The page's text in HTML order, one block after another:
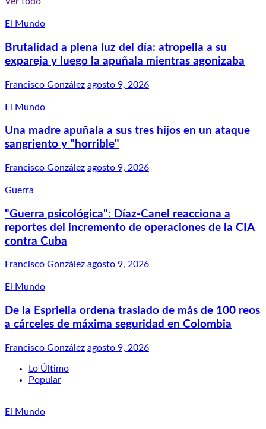
El Mundo
Brutalidad a plena luz del día: atropella a su
expareja y luego la apuñala mientras agonizaba
Francisco González agosto 9, 2026
El Mundo
Una madre apuñala a sus tres hijos en un ataque
sangriento y "horrible"
Francisco González agosto 9, 2026
Guerra
"Guerra psicológica": Díaz-Canel reacciona a
reportes del incremento de operaciones de la CIA
contra Cuba
Francisco González agosto 9, 2026
El Mundo
De la Espriella ordena traslado de más de 100 reos
a cárceles de máxima seguridad en Colombia
Francisco González agosto 9, 2026
Lo Último
Popular
El Mundo